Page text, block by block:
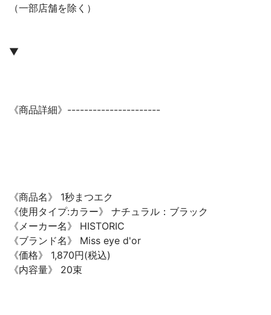
（一部店舗を除く）
▼
《商品詳細》----------------------
《商品名》 1秒まつエク
《使用タイプ:カラー》 ナチュラル：ブラック
《メーカー名》 HISTORIC
《ブランド名》 Miss eye d'or
《価格》 1,870円(税込)
《内容量》 20束